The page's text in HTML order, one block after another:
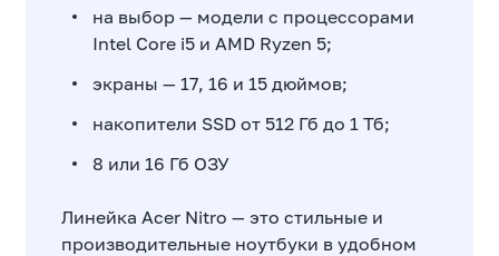
на выбор — модели с процессорами
Intel Core i5 и AMD Ryzen 5;
экраны — 17, 16 и 15 дюймов;
накопители SSD от 512 Гб до 1 Тб;
8 или 16 Гб ОЗУ
Линейка Acer Nitro — это стильные и
производительные ноутбуки в удобном